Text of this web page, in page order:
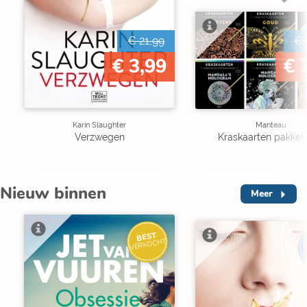
€ 21,99
€ 3,99
Karin Slaughter
Verzwegen
€
€
Manteau
Kraskaarten pakket
Nieuw binnen Meer
BEST
VERKOCHT